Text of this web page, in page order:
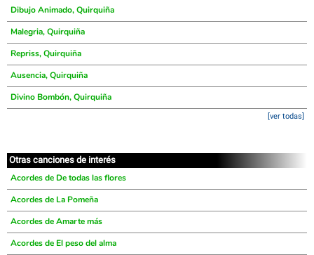
Dibujo Animado, Quirquiña
Malegria, Quirquiña
Repriss, Quirquiña
Ausencia, Quirquiña
Divino Bombón, Quirquiña
[ver todas]
Otras canciones de interés
Acordes de De todas las flores
Acordes de La Pomeña
Acordes de Amarte más
Acordes de El peso del alma